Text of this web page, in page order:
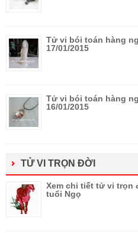
Tử vi bói toán hàng
17/01/2015
Tử vi bói toán hàng
16/01/2015
TỬ VI TRỌN ĐỜI
Xem chi tiết tử vi trọn
tuổi Ngọ